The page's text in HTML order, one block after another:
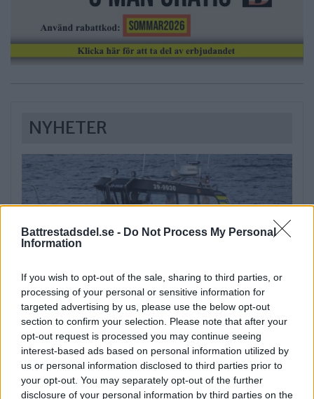
Battrestadsdel.se - Do Not Process My Personal
Information
If you wish to opt-out of the sale, sharing to third parties, or
processing of your personal or sensitive information for
targeted advertising by us, please use the below opt-out
section to confirm your selection. Please note that after your
opt-out request is processed you may continue seeing
interest-based ads based on personal information utilized by
us or personal information disclosed to third parties prior to
your opt-out. You may separately opt-out of the further
disclosure of your personal information by third parties on the
NYHETER
Passagerarbåt kolliderade på
Riddarfjärden
På lördagseftermiddagen kom larm om att en
passagerarfärja […]
Publicerad 22:07, 8 augusti 2026